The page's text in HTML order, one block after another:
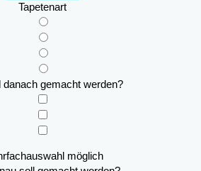
Tapetenart
danach gemacht werden?
möglich